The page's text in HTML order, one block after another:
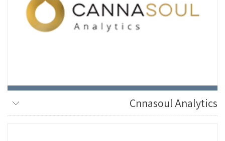
Cnnasoul Analytics